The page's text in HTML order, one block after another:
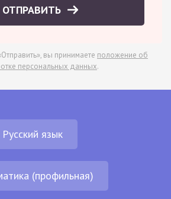
ОТПРАВИТЬ
вы принимаете положение об
персональных данных.
Русский язык
(профильная)